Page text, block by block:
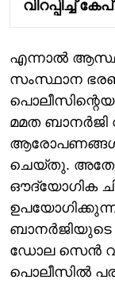
വിറപ്പിച്ച്
എന്നാൽ
സംസ്ഥാന
മമത
ആരോപണങ്ങൾ
ചെയ്തു.
ഔദ്യോഗിക
ബാനർജിയുടെ
ഡോല സെൻ
പൊലീസിൽ